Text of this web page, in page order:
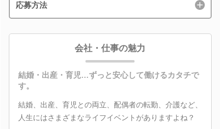
応募方法
会社・仕事の魅力
結婚・出産・育児…ずっと安心して働けるカタチで
す。
結婚、出産、育児との両立、配偶者の転勤、介護など、
人生にはさまざまなライフイベントがありますよね？